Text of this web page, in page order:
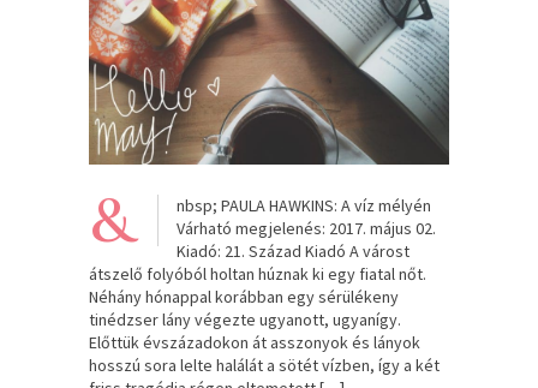
&
nbsp; PAULA HAWKINS: A víz mélyén
Várható megjelenés: 2017. május 02.
Kiadó: 21. Század Kiadó A várost
átszelő folyóból holtan húznak ki egy fiatal nőt.
Néhány hónappal korábban egy sérülékeny
tinédzser lány végezte ugyanott, ugyanígy.
Előttük évszázadokon át asszonyok és lányok
hosszú sora lelte halálát a sötét vízben, így a két